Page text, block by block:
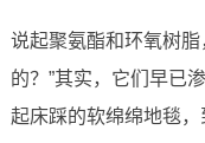
说起聚氨酯和环氧树脂
的？”其实，它们早已
起床踩的软绵绵地毯